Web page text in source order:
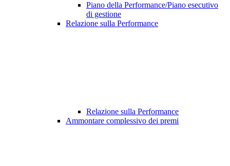
Piano della Performance/Piano esecutivo
di gestione
Relazione sulla Performance
Relazione sulla Performance
Ammontare complessivo dei premi